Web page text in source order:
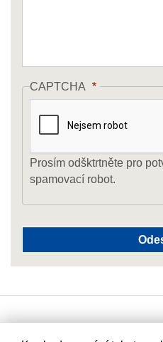
CAPTCHA
Prosím odšktrtněte pro
spamovací robot.